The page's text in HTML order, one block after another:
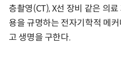
층촬영(CT), X선 장비 같은 의
용을 규명하는 전자기학적 메
고 생명을 구한다.